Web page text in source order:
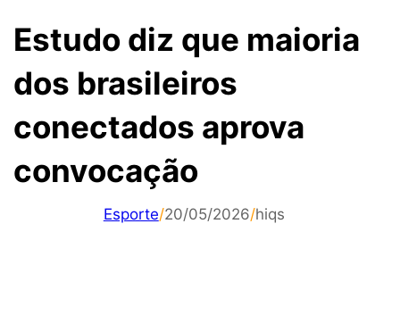
Estudo diz que maioria
dos brasileiros
conectados aprova
convocação
Esporte/20/05/2026/hiqs